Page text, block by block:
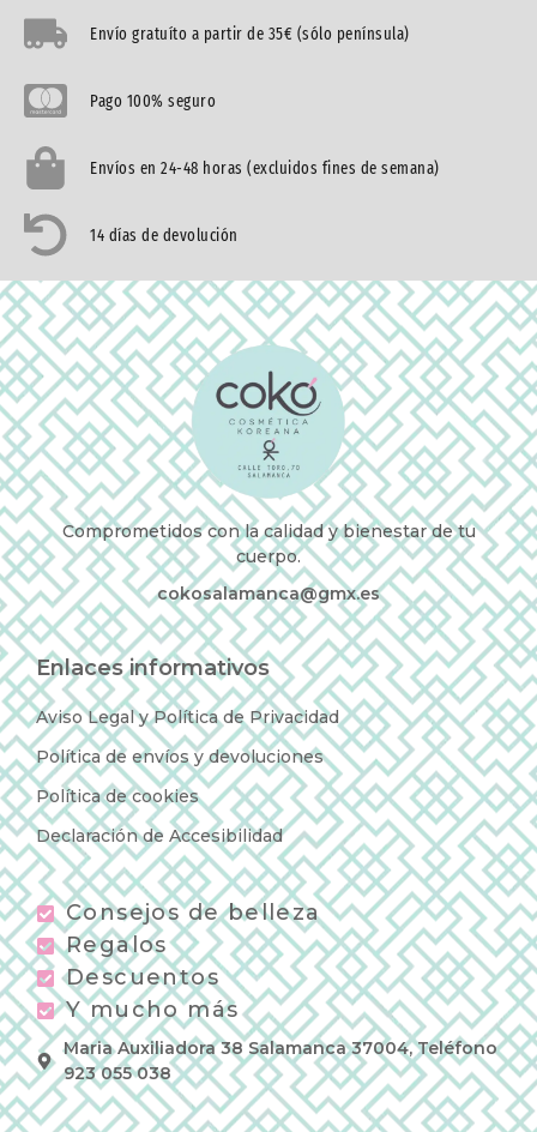
Envío gratuíto a partir de 35€ (sólo península)
Pago 100% seguro
Envíos en 24-48 horas (excluidos fines de semana)
14 días de devolución
Comprometidos con la calidad y bienestar de tu
cuerpo.
cokosalamanca@gmx.es
Enlaces informativos
Aviso Legal y Política de Privacidad
Política de envíos y devoluciones
Política de cookies
Declaración de Accesibilidad
Consejos de belleza
Regalos
Descuentos
Y mucho más
Maria Auxiliadora 38 Salamanca 37004, Teléfono
923 055 038